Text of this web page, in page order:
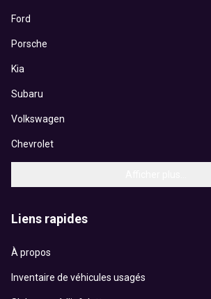
Ford
Porsche
Kia
Subaru
Volkswagen
Chevrolet
Liens rapides
À propos
Inventaire de véhicules usagés